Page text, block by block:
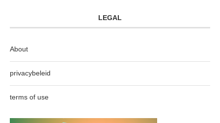
LEGAL
About
privacybeleid
terms of use